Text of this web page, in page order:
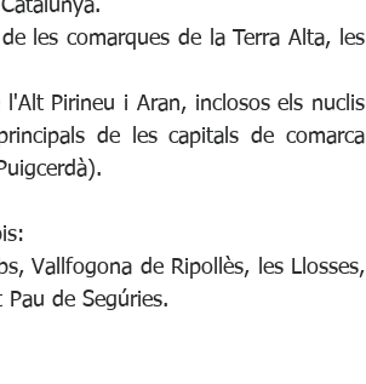
les comarques de la Terra Alta, les
Pirineu i Aran, inclosos els nuclis
de les capitals de comarca
Vallfogona de Ripollès, les Llosses,
de Segúries.